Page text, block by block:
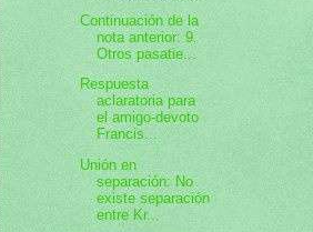
Continuación de la
nota anterior: 9.
Otros pasatie...
Respuesta
aclaratoria para
el amigo-devoto
Francis...
Unión en
separación: No
existe separación
entre Kr...